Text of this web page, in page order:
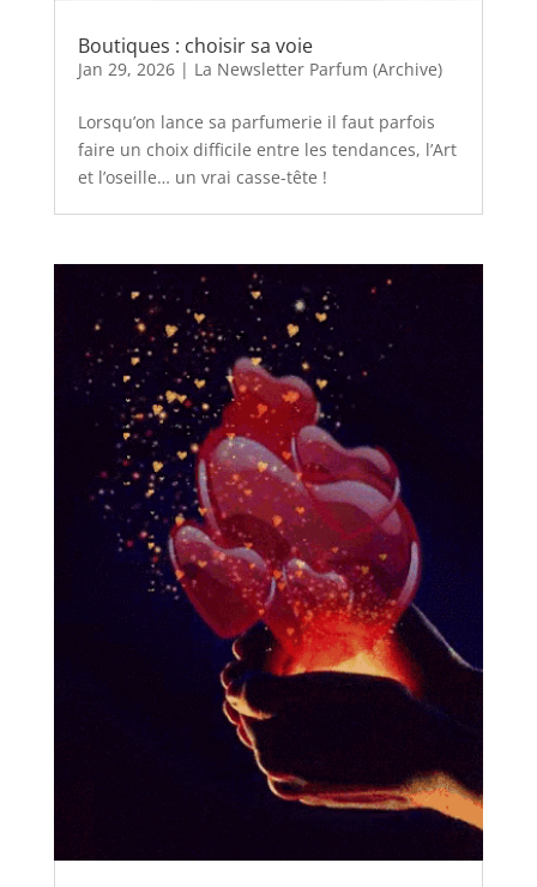
Boutiques : choisir sa voie
Jan 29, 2026| La Newsletter Parfum (Archive)
Lorsqu’on lance sa parfumerie il faut parfois
faire un choix difficile entre les tendances, l’Art
et l’oseille… un vrai casse-tête !